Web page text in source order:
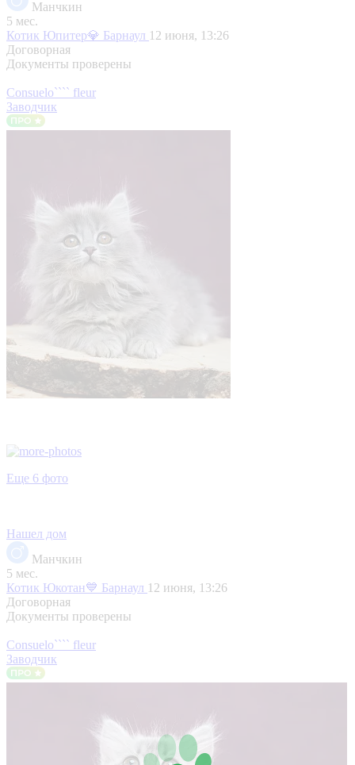
Манчкин
5 мес.
Котик Юпитер💎 Барнаул 12 июня, 13:26
Договорная
Документы проверены
Consuelo```` fleur
Заводчик
Еще 6 фото
Нашел дом
Манчкин
5 мес.
Котик Юкотан💙 Барнаул 12 июня, 13:26
Договорная
Документы проверены
Consuelo```` fleur
Заводчик